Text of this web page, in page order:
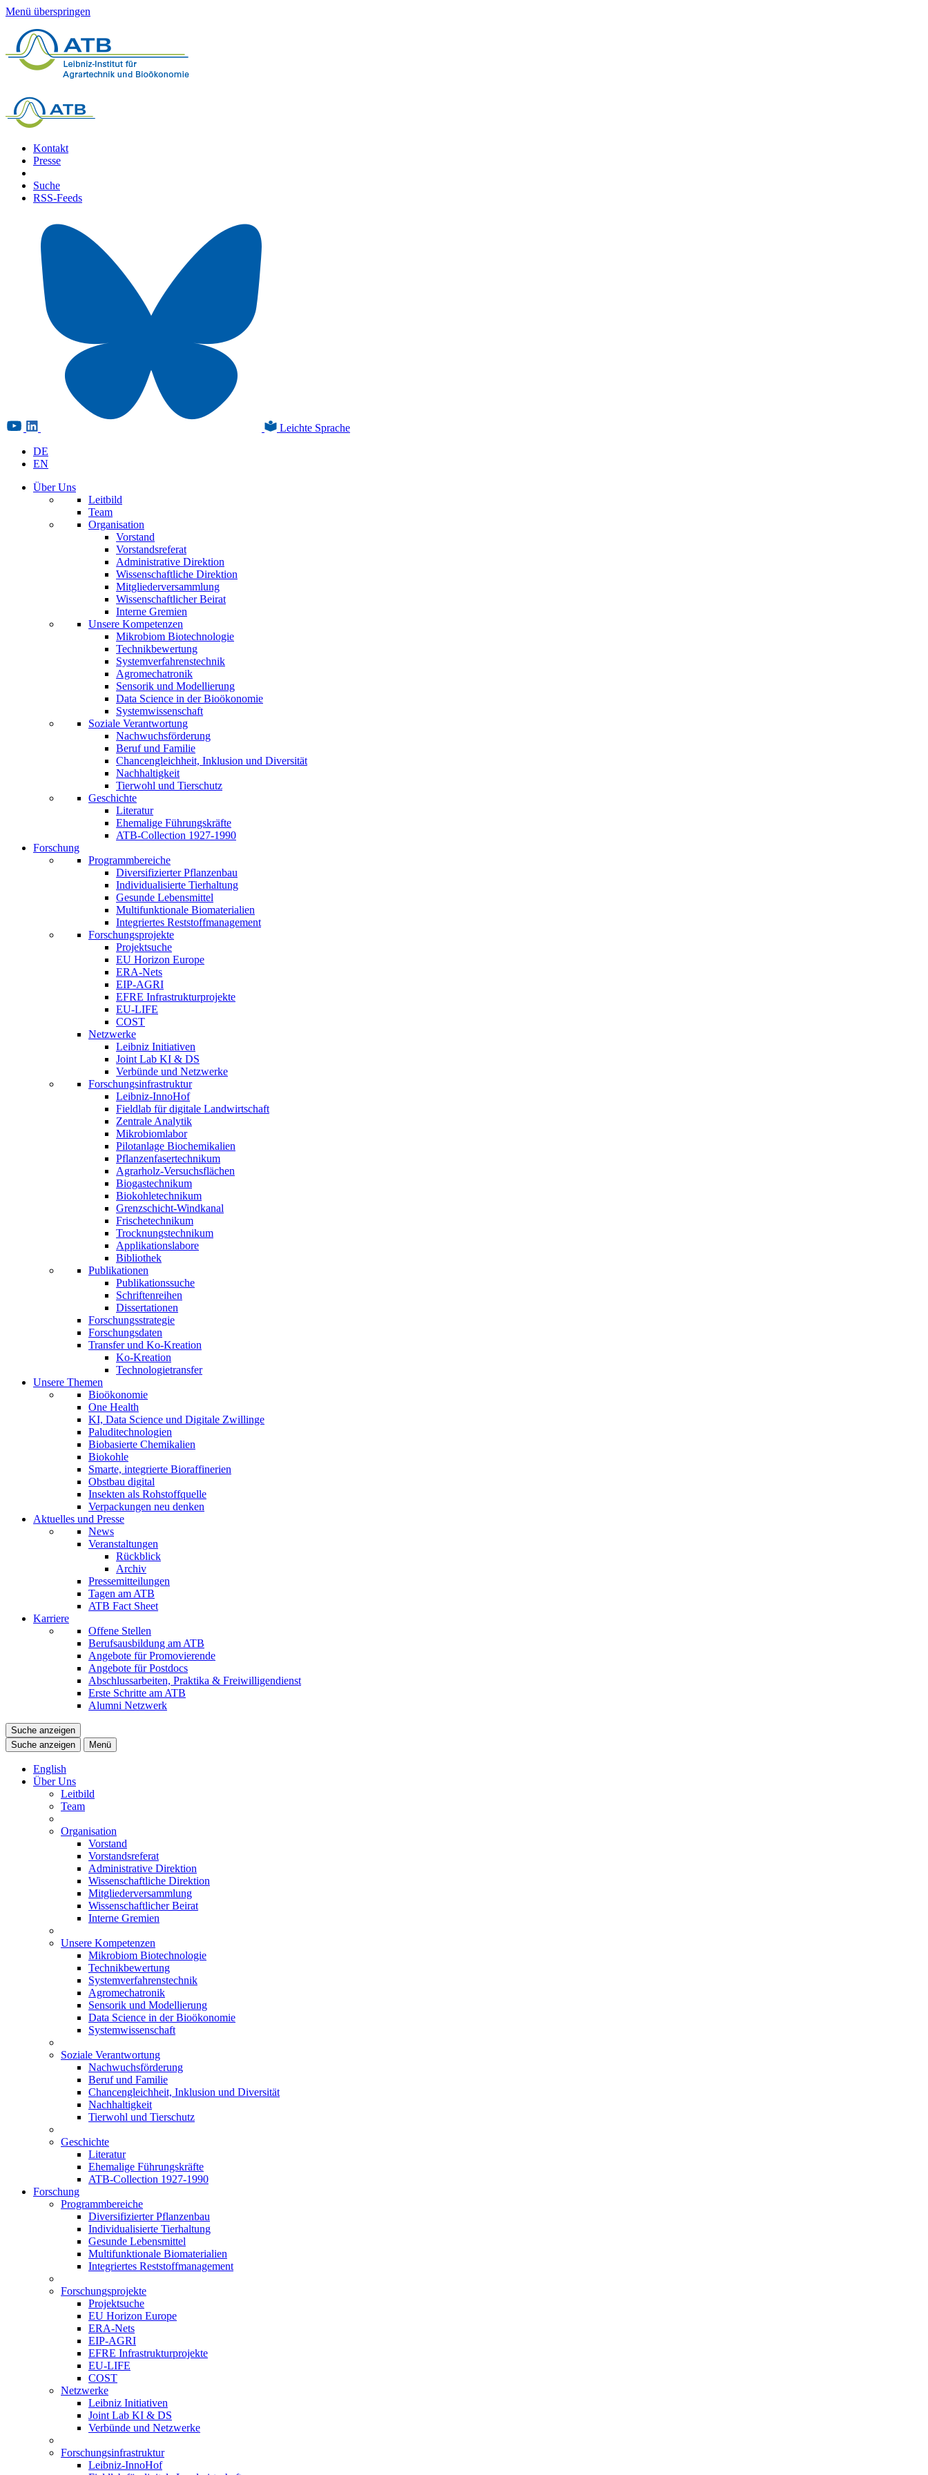
Menü überspringen
Kontakt
Presse
Suche
RSS-Feeds
Leichte Sprache
DE
EN
Über Uns
Leitbild
Team
Organisation
Vorstand
Vorstandsreferat
Administrative Direktion
Wissenschaftliche Direktion
Mitgliederversammlung
Wissenschaftlicher Beirat
Interne Gremien
Unsere Kompetenzen
Mikrobiom Biotechnologie
Technikbewertung
Systemverfahrenstechnik
Agromechatronik
Sensorik und Modellierung
Data Science in der Bioökonomie
Systemwissenschaft
Soziale Verantwortung
Nachwuchsförderung
Beruf und Familie
Chancengleichheit, Inklusion und Diversität
Nachhaltigkeit
Tierwohl und Tierschutz
Geschichte
Literatur
Ehemalige Führungskräfte
ATB-Collection 1927-1990
Forschung
Programmbereiche
Diversifizierter Pflanzenbau
Individualisierte Tierhaltung
Gesunde Lebensmittel
Multifunktionale Biomaterialien
Integriertes Reststoffmanagement
Forschungsprojekte
Projektsuche
EU Horizon Europe
ERA-Nets
EIP-AGRI
EFRE Infrastrukturprojekte
EU-LIFE
COST
Netzwerke
Leibniz Initiativen
Joint Lab KI & DS
Verbünde und Netzwerke
Forschungsinfrastruktur
Leibniz-InnoHof
Fieldlab für digitale Landwirtschaft
Zentrale Analytik
Mikrobiomlabor
Pilotanlage Biochemikalien
Pflanzenfasertechnikum
Agrarholz-Versuchsflächen
Biogastechnikum
Biokohletechnikum
Grenzschicht-Windkanal
Frischetechnikum
Trocknungstechnikum
Applikationslabore
Bibliothek
Publikationen
Publikationssuche
Schriftenreihen
Dissertationen
Forschungsstrategie
Forschungsdaten
Transfer und Ko-Kreation
Ko-Kreation
Technologietransfer
Unsere Themen
Bioökonomie
One Health
KI, Data Science und Digitale Zwillinge
Paluditechnologien
Biobasierte Chemikalien
Biokohle
Smarte, integrierte Bioraffinerien
Obstbau digital
Insekten als Rohstoffquelle
Verpackungen neu denken
Aktuelles und Presse
News
Veranstaltungen
Rückblick
Archiv
Pressemitteilungen
Tagen am ATB
ATB Fact Sheet
Karriere
Offene Stellen
Berufsausbildung am ATB
Angebote für Promovierende
Angebote für Postdocs
Abschlussarbeiten, Praktika & Freiwilligendienst
Erste Schritte am ATB
Alumni Netzwerk
Suche anzeigen
Suche anzeigen
Menü
English
Über Uns
Leitbild
Team
Organisation
Vorstand
Vorstandsreferat
Administrative Direktion
Wissenschaftliche Direktion
Mitgliederversammlung
Wissenschaftlicher Beirat
Interne Gremien
Unsere Kompetenzen
Mikrobiom Biotechnologie
Technikbewertung
Systemverfahrenstechnik
Agromechatronik
Sensorik und Modellierung
Data Science in der Bioökonomie
Systemwissenschaft
Soziale Verantwortung
Nachwuchsförderung
Beruf und Familie
Chancengleichheit, Inklusion und Diversität
Nachhaltigkeit
Tierwohl und Tierschutz
Geschichte
Literatur
Ehemalige Führungskräfte
ATB-Collection 1927-1990
Forschung
Programmbereiche
Diversifizierter Pflanzenbau
Individualisierte Tierhaltung
Gesunde Lebensmittel
Multifunktionale Biomaterialien
Integriertes Reststoffmanagement
Forschungsprojekte
Projektsuche
EU Horizon Europe
ERA-Nets
EIP-AGRI
EFRE Infrastrukturprojekte
EU-LIFE
COST
Netzwerke
Leibniz Initiativen
Joint Lab KI & DS
Verbünde und Netzwerke
Forschungsinfrastruktur
Leibniz-InnoHof